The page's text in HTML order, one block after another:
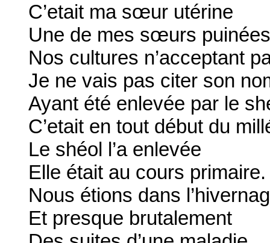
C’etait ma sœur utérine
Une de mes sœurs puinées
Nos cultures n’acceptant
Je ne vais pas citer son
Ayant été enlevée par le
C’etait en tout début du
Le shéol l’a enlevée
Elle était au cours primaire.
Nous étions dans
Et presque brutalement